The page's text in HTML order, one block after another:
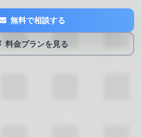
無料で相談する
料金プランを見る